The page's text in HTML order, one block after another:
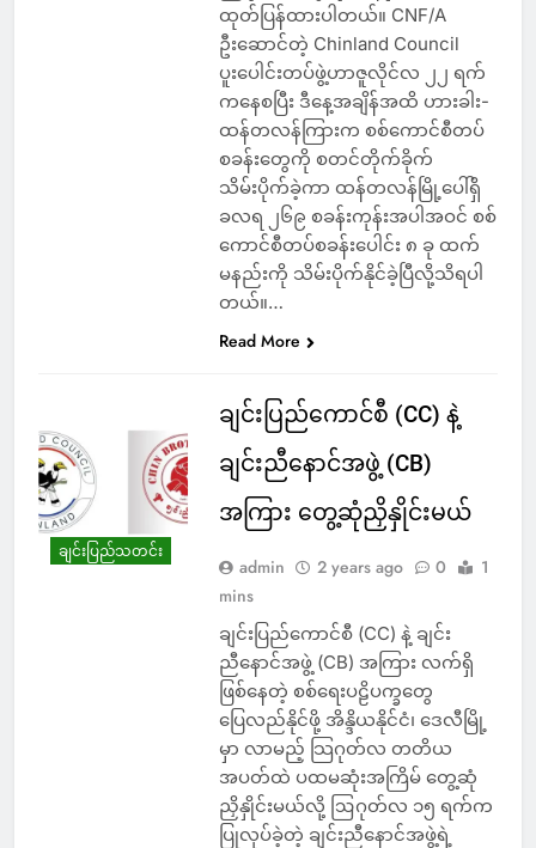
ထုတ်ပြန်ထားပါတယ်။ CNF/A
ဦးဆောင်တဲ့ Chinland Council
ပူးပေါင်းတပ်ဖွဲ့ဟာဇူလိုင်လ ၂၂ ရက်
ကနေစပြီး ဒီနေ့အချိန်အထိ ဟားခါး-
ထန်တလန်ကြားက စစ်ကောင်စီတပ်
စခန်းတွေကို စတင်တိုက်ခိုက်
သိမ်းပိုက်ခဲ့ကာ ထန်တလန်မြို့ပေါ်ရှိ
ခလရ ၂၆၉ စခန်းကုန်းအပါအဝင် စစ်
ကောင်စီတပ်စခန်းပေါင်း ၈ ခု ထက်
မနည်းကို သိမ်းပိုက်နိုင်ခဲ့ပြီလို့သိရပါ
တယ်။…
Read More
ချင်းပြည်သတင်း
ချင်းပြည်ကောင်စီ (CC) နဲ့
ချင်းညီနောင်အဖွဲ့ (CB)
အကြား တွေ့ဆုံညှိနှိုင်းမယ်
admin 2 years ago 0
1
mins
ချင်းပြည်ကောင်စီ (CC) နဲ့ ချင်း
ညီနောင်အဖွဲ့ (CB) အကြား လက်ရှိ
ဖြစ်နေတဲ့ စစ်ရေးပဠိပက္ခတွေ
ပြေလည်နိုင်ဖို့ အိန္ဒိယနိုင်ငံ၊ ဒေလီမြို့
မှာ လာမည့် သြဂုတ်လ တတိယ
အပတ်ထဲ ပထမဆုံးအကြိမ် တွေ့ဆုံ
ညှိနှိုင်းမယ်လို့ ဩဂုတ်လ ၁၅ ရက်က
ပြုလုပ်ခဲ့တဲ့ ချင်းညီနောင်အဖွဲ့ရဲ့